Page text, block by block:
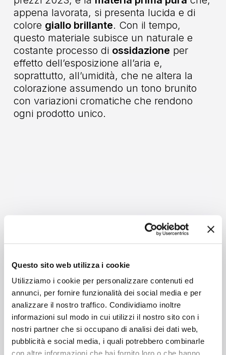
Questo sito web utilizza i cookie
Utilizziamo i cookie per personalizzare contenuti ed
annunci, per fornire funzionalità dei social media e per
analizzare il nostro traffico. Condividiamo inoltre
informazioni sul modo in cui utilizzi il nostro sito con i
nostri partner che si occupano di analisi dei dati web,
pubblicità e social media, i quali potrebbero combinarle
con altre informazioni che hai fornito loro o che hanno
appena lavorata, si presenta lucida e di
colore giallo brillante. Con il tempo,
questo materiale subisce un naturale e
costante processo di ossidazione per
effetto dell’esposizione all’aria e,
soprattutto, all’umidità, che ne altera la
colorazione assumendo un tono brunito
con variazioni cromatiche che rendono
ogni prodotto unico.